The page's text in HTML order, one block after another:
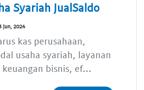
Syariah JualSaldo
Jun, 2024
kas perusahaan,
usaha syariah, layanan
keuangan bisnis, ef...